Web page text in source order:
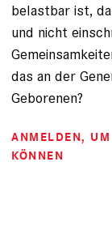
belastbar ist,
und nicht
das an der
Geborenen?
ANMELDEN, UM
KÖNNEN